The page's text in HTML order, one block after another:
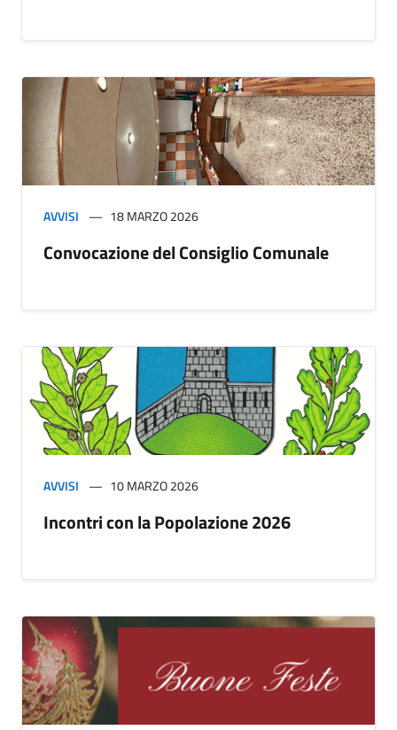
AVVISI 18 MARZO 2026
Convocazione del Consiglio Comunale
AVVISI 10 MARZO 2026
Incontri con la Popolazione 2026